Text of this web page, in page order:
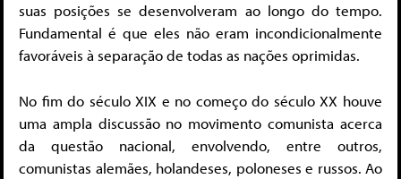
suas posições se desenvolveram ao longo do tempo.
Fundamental é que eles não eram incondicionalmente
favoráveis à separação de todas as nações oprimidas.
No fim do século XIX e no começo do século XX houve
uma ampla discussão no movimento comunista acerca
da questão nacional, envolvendo, entre outros,
comunistas alemães, holandeses, poloneses e russos. Ao